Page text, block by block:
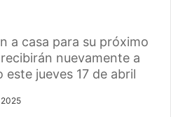
a casa para su próximo
nuevamente a
este jueves 17 de abril